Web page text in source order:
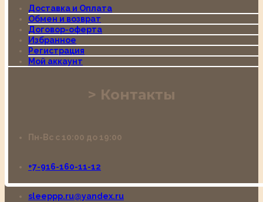
Доставка и Оплата
Обмен и возврат
Договор-оферта
Избранное
Регистрация
Мой аккаунт
Контакты
Пн-Вс с 10:00 до 19:00
+7-916-160-11-12
sleeppp.ru@yandex.ru